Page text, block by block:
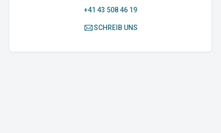
+41 43 508 46 19
SCHREIB UNS